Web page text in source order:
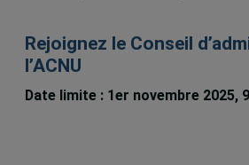
Rejoignez le Conseil
l’ACNU
Date limite : 1er novembre 2025,